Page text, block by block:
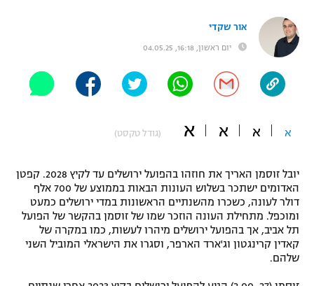
"מעל הליגה" – פודקאסט
"מחצית בשכונה" – פודקאסט
משתתפים וזוכים בפרסים
תקנון עבור פעילות אלקטרה
תקנון עבור פעילות ספורט 1 – "מרלן"
טניס
גיימינג E-Sports
בני יהודה
UFC
היאבקות WWE
אופניים
פוטבול אמריקאי NFL
בייסבול MLB
ספורט אתגרי ואקסטרים
אור שקדי
יום ראשון, 16:18, 04.05.25
א א א א (גודל טקסט)
יובל זוסמן האריך את חוזהו בהפועל ירושלים עד לקיץ 2028. קפטן
האדומים ישתכר בשלוש העונות הבאות בממוצע של 700 אלף
דולר לעונה, כשכרו מהשנתיים הראשונות במדי ירושלים כמעט
ומוכפל. מתחילת העונה הוזכר שמו של זוסמן בהקשר של הפועל
תל אביב, אך בהפועל ירושלים מיהרו לעשות, כמו במקרה של
קאדין קרינגטון וג'ארד הארפר, וסגרו את הישראלי המוביל השני
שלהם.